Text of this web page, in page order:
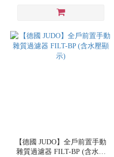
【德國 JUDO】全戶前置手動
雜質過濾器 FILT-BP (含水壓